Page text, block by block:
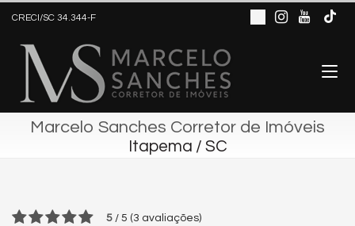
CRECI/SC 34.344-F
Marcelo Sanches Corretor de Imóveis
Itapema / SC
5 / 5 (3 avaliações)